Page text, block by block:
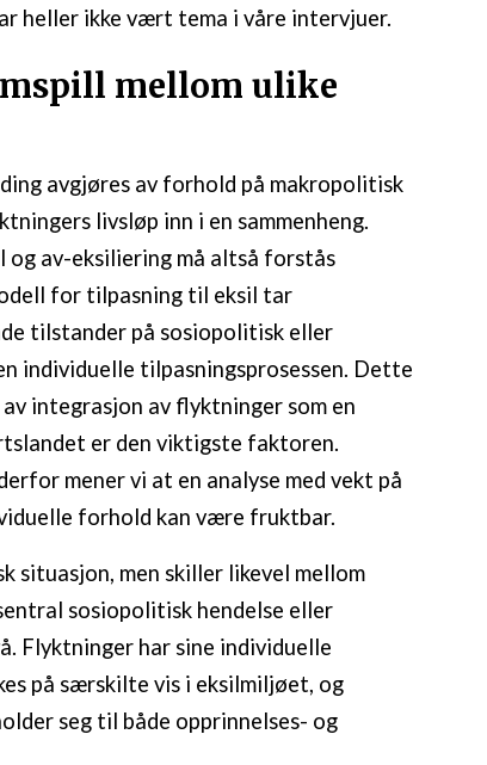
heller ikke vært tema i våre intervjuer.
mellom ulike
avgjøres av forhold på makropolitisk
livsløp inn i en sammenheng.
og av-eksiliering må altså forstås
for tilpasning til eksil tar
tilstander på sosiopolitisk eller
individuelle tilpasningsprosessen. Dette
integrasjon av flyktninger som en
er den viktigste faktoren.
mener vi at en analyse med vekt på
forhold kan være fruktbar.
situasjon, men skiller likevel mellom
sosiopolitisk hendelse eller
Flyktninger har sine individuelle
på særskilte vis i eksilmiljøet, og
seg til både opprinnelses- og